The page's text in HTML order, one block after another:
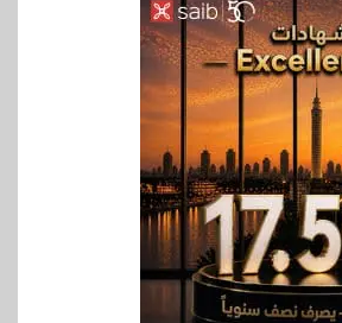
بنوك
بنك QNB مصر يعزز جاهزية
المشروعات الصغيرة والمتوسطة
للنمو والتوسع
اخبار
فيكسد مصر و”حلول” تتشاركان
في تطوير أول منصة للسياحة
الصحية في مصر والشرق الأوسط
وأفريقيا Tour4Cure